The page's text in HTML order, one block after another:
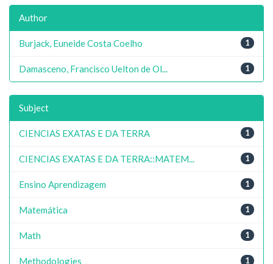
Author
1
Burjack, Euneide Costa Coelho
1
Damasceno, Francisco Uelton de Ol...
Subject
1
CIENCIAS EXATAS E DA TERRA
1
CIENCIAS EXATAS E DA TERRA::MATEM...
1
Ensino Aprendizagem
1
Matemática
1
Math
1
Methodologies